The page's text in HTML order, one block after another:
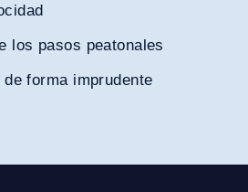
los pasos peatonales